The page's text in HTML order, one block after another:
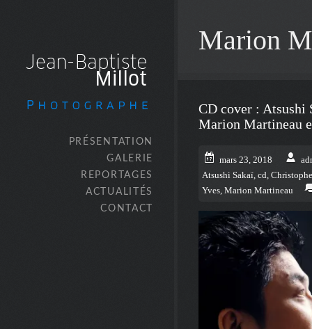
PRÉSENTATION
GALERIE
REPORTAGES
ACTUALITÉS
CONTACT
Marion
CD cover : Atsushi
Marion Martineau
mars 23, 2018
Atsushi Sakaï, cd,
Yves, Marion Martineau